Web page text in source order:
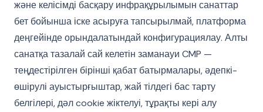
және келісімді басқару инфрақұрылымын санаттар
бет бойынша іске асыруға тапсырылмай, платформа
деңгейінде орындалатындай конфигурациялау. Алты
санатқа тазалай сай келетін заманауи CMP —
теңдестірілген бірінші қабат батырмалары, әдепкі-
өшірулі ауыстырғыштар, жай тілдегі бас тарту
белгілері, дәл cookie жіктелуі, тұрақты кері алу